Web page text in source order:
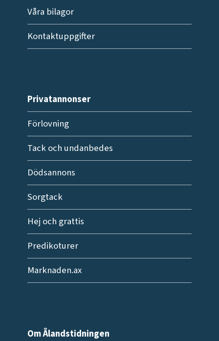
Våra bilagor
Kontaktuppgifter
Privatannonser
Förlovning
Tack och undanbedes
Dödsannons
Sorgtack
Hej och grattis
Predikoturer
Marknaden.ax
Om Ålandstidningen